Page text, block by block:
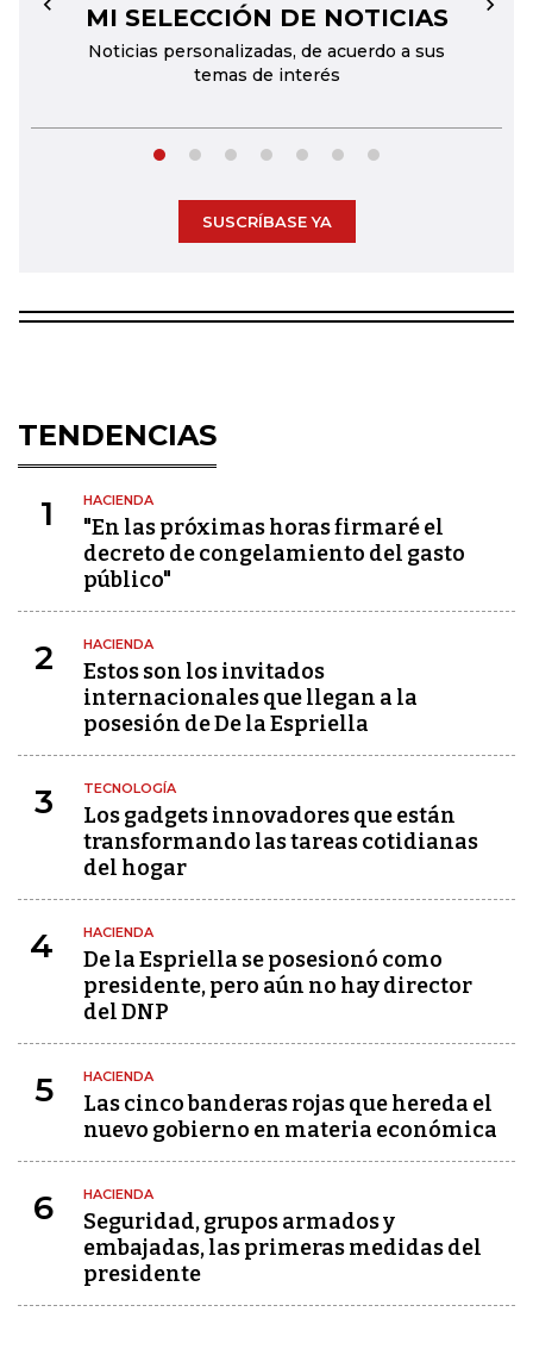
MI SELECCIÓN DE NOTICIAS
Noticias personalizadas, de acuerdo a sus
temas de interés
← →
SUSCRÍBASE YA
TENDENCIAS
1 HACIENDA
"En las próximas horas firmaré el
decreto de congelamiento del gasto
público"
2 HACIENDA
Estos son los invitados
internacionales que llegan a la
posesión de De la Espriella
3 TECNOLOGÍA
Los gadgets innovadores que están
transformando las tareas cotidianas
del hogar
4 HACIENDA
De la Espriella se posesionó como
presidente, pero aún no hay director
del DNP
5 HACIENDA
Las cinco banderas rojas que hereda el
nuevo gobierno en materia económica
6 HACIENDA
Seguridad, grupos armados y
embajadas, las primeras medidas del
presidente